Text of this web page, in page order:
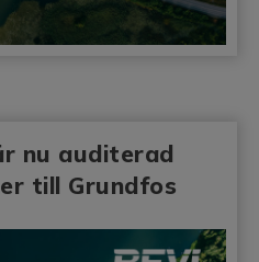
nu auditerad
till Grundfos